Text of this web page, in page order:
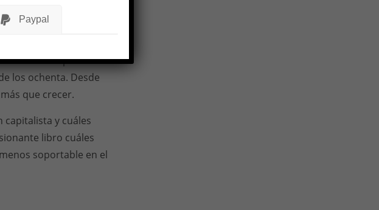
asume el
colocándose a la
un abultado
en una política de
los ochenta. Desde
que crecer.
capitalista y cuáles
libro cuáles
soportable en el
Paypal